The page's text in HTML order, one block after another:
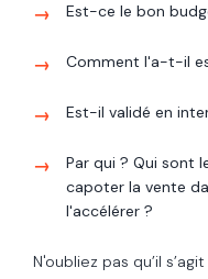
Est-ce le bon
Comment l'a-t-il
Est-il validé en
Par qui ? Qui sont
capoter la vente
l'accélérer ?
N'oubliez pas qu’il